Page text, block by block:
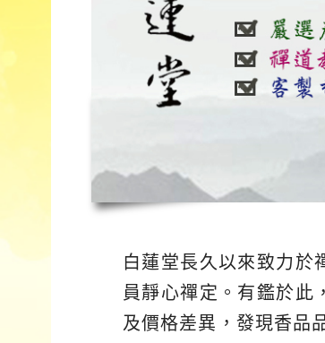
白蓮堂長久以來致力於
員靜心禪定。有鑑於此
及價格差異，發現香品